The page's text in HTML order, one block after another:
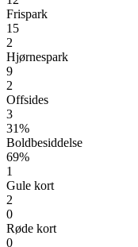
Frispark
15
2
Hjørnespark
9
2
Offsides
3
31%
Boldbesiddelse
69%
1
Gule kort
2
0
Røde kort
0